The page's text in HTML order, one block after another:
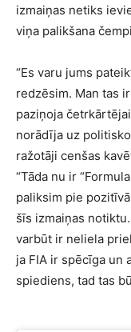
izmaiņas netiks
viņa palikšana
“Es varu jums
redzēsim. Man tas
paziņoja
norādīja uz
ražotāji cenšas
“Tāda nu ir
paliksim pie
šīs izmaiņas
varbūt ir neliela
ja FIA ir spēcīga un
spiediens, tad tas